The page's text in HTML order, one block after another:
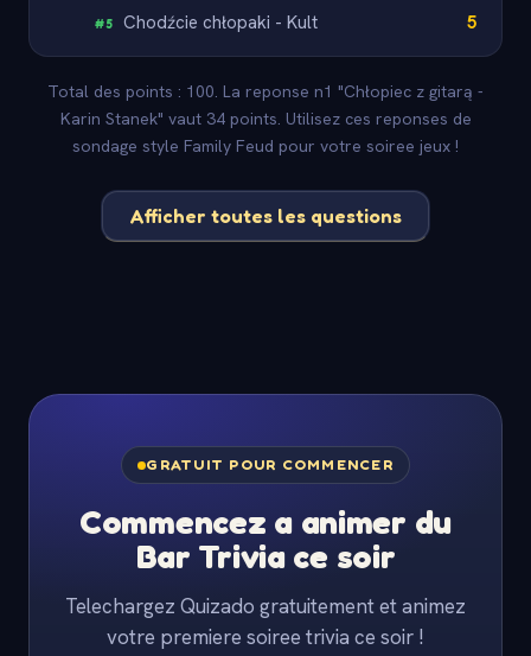
#5 Chodźcie chłopaki - Kult 5
Total des points : 100. La reponse n1 "Chłopiec z gitarą -
Karin Stanek" vaut 34 points. Utilisez ces reponses de
sondage style Family Feud pour votre soiree jeux !
Afficher toutes les questions
GRATUIT POUR COMMENCER
Commencez a animer du
Bar Trivia ce soir
Telechargez Quizado gratuitement et animez
votre premiere soiree trivia ce soir !